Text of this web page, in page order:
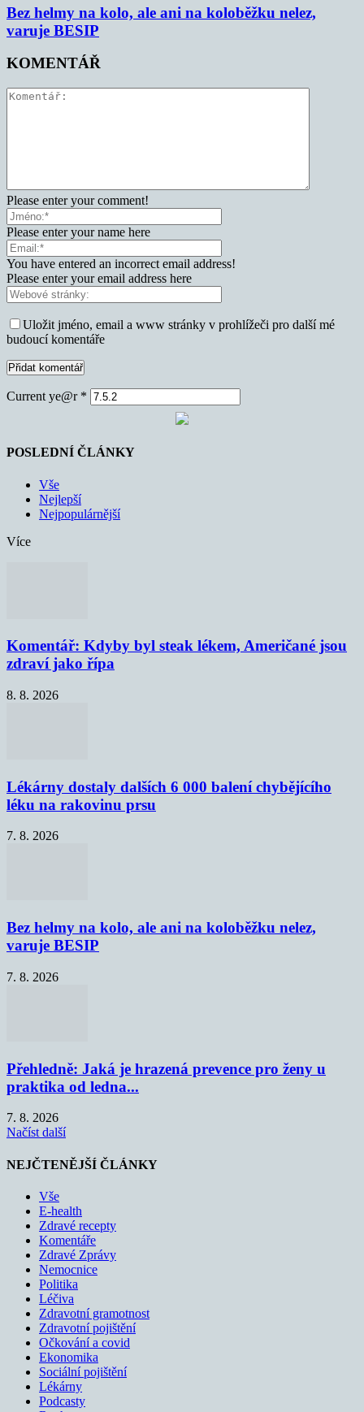
Bez helmy na kolo, ale ani na koloběžku nelez,
varuje BESIP
KOMENTÁŘ
Please enter your comment!
Please enter your name here
You have entered an incorrect email address!
Please enter your email address here
Uložit jméno, email a www stránky v prohlížeči pro další mé
budoucí komentáře
Current ye@r *
POSLEDNÍ ČLÁNKY
Vše
Nejlepší
Nejpopulárnější
Více
Komentář: Kdyby byl steak lékem, Američané jsou
zdraví jako řípa
8. 8. 2026
Lékárny dostaly dalších 6 000 balení chybějícího
léku na rakovinu prsu
7. 8. 2026
Bez helmy na kolo, ale ani na koloběžku nelez,
varuje BESIP
7. 8. 2026
Přehledně: Jaká je hrazená prevence pro ženy u
praktika od ledna...
7. 8. 2026
Načíst další
NEJČTENĚJŠÍ ČLÁNKY
Vše
E-health
Zdravé recepty
Komentáře
Zdravé Zprávy
Nemocnice
Politika
Léčiva
Zdravotní gramotnost
Zdravotní pojištění
Očkování a covid
Ekonomika
Sociální pojištění
Lékárny
Podcasty